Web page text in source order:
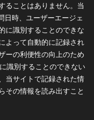
ることはありません。当
日時、ユーザーエージェ
に識別することのできな
よって自動的に記録され
ーの利便性の向上のため
識別することのできない
当サイトで記録された情
その情報を読み出すこと